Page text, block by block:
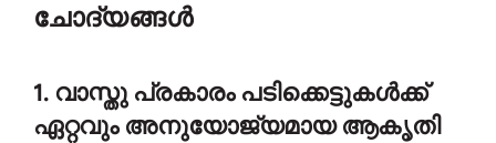
ചോദ്യങ്ങൾ
1. വാസ്തു പ്രകാരം പടിക്കെട്ടുകൾക്ക്
ഏറ്റവും അനുയോജ്യമായ ആകൃതി